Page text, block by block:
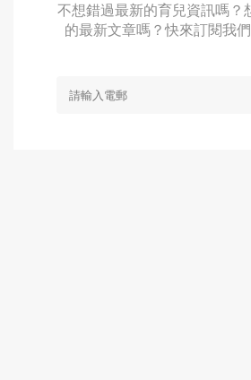
不想錯過最新的育兒資訊嗎？
的最新文章嗎？快來訂閱我